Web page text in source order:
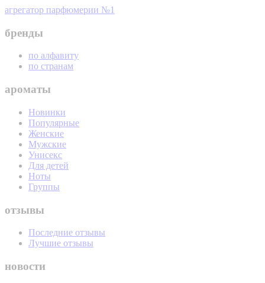
агрегатор парфюмерии №1
бренды
по алфавиту
по странам
ароматы
Новинки
Популярные
Женские
Мужские
Унисекс
Для детей
Ноты
Группы
отзывы
Последние отзывы
Лучшие отзывы
новости